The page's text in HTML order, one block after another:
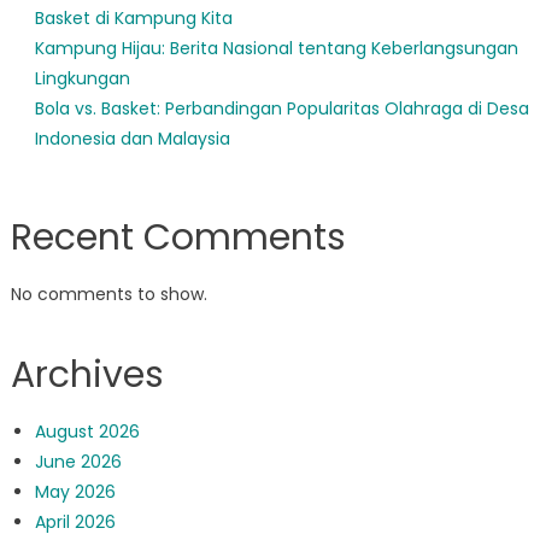
Basket di Kampung Kita
Kampung Hijau: Berita Nasional tentang Keberlangsungan
Lingkungan
Bola vs. Basket: Perbandingan Popularitas Olahraga di Desa
Indonesia dan Malaysia
Recent Comments
No comments to show.
Archives
August 2026
June 2026
May 2026
April 2026